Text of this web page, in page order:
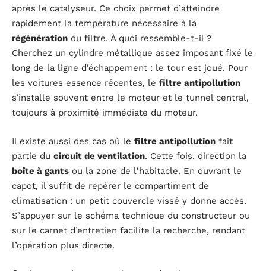
après le catalyseur. Ce choix permet d’atteindre
rapidement la température nécessaire à la
régénération du filtre. À quoi ressemble-t-il ?
Cherchez un cylindre métallique assez imposant fixé le
long de la ligne d’échappement : le tour est joué. Pour
les voitures essence récentes, le filtre antipollution
s’installe souvent entre le moteur et le tunnel central,
toujours à proximité immédiate du moteur.
Il existe aussi des cas où le filtre antipollution fait
partie du circuit de ventilation. Cette fois, direction la
boîte à gants ou la zone de l’habitacle. En ouvrant le
capot, il suffit de repérer le compartiment de
climatisation : un petit couvercle vissé y donne accès.
S’appuyer sur le schéma technique du constructeur ou
sur le carnet d’entretien facilite la recherche, rendant
l’opération plus directe.